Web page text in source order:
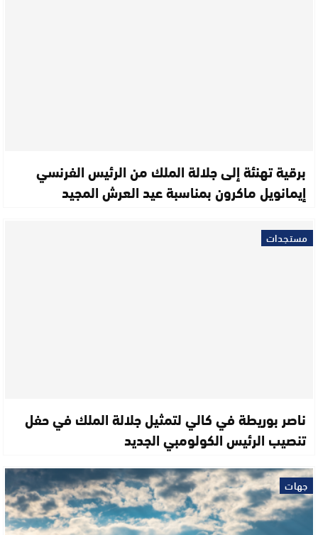
برقية تهنئة إلى جلالة الملك من الرئيس الفرنسي
إيمانويل ماكرون بمناسبة عيد العرش المجيد
مستجدات
ناصر بوريطة في كالي لتمثيل جلالة الملك في حفل
تنصيب الرئيس الكولومبي الجديد
جهات